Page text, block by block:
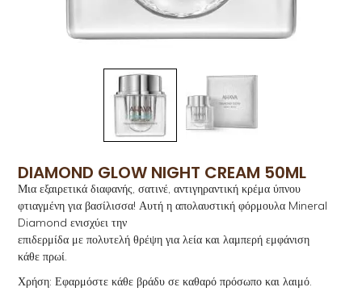
DIAMOND GLOW NIGHT CREAM 50ML
Μια εξαιρετικά διαφανής, σατινέ, αντιγηραντική κρέμα ύπνου
φτιαγμένη για βασίλισσα! Αυτή η απολαυστική φόρμουλα Mineral
Diamond ενισχύει την
επιδερμίδα με πολυτελή θρέψη για λεία και λαμπερή εμφάνιση
κάθε πρωί.
Χρήση: Εφαρμόστε κάθε βράδυ σε καθαρό πρόσωπο και λαιμό.